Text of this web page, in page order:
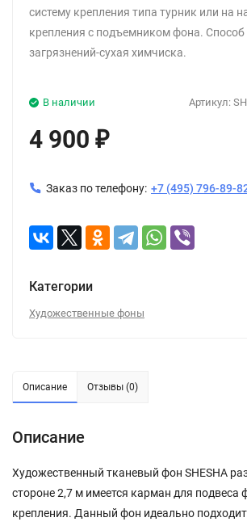
систему крепления типа турник или на
крепления с подъемником фона. Способ
загрязнений-сухая химчиска.
Артикул:
В наличии
4 900 ₽
Заказ по телефону: +7 (495) 796-89-
Категории
Художественные фоны
Описание Отзывы (0)
Описание
Художественный тканевый фон SHESHA
стороне 2,7 м имеется карман для подвеса
крепления. Данный фон идеально